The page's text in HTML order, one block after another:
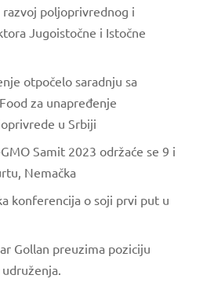
poljoprivrednog i
Jugoistočne i Istočne
otpočelo saradnju sa
za unapređenje
u Srbiji
Samit 2023 održaće se 9 i
Nemačka
konferencija o soji prvi put u
Gollan preuzima poziciju